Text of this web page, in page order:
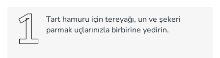
1
Tart hamuru için tereyağı, un ve şekeri
parmak uçlarınızla birbirine yedirin.